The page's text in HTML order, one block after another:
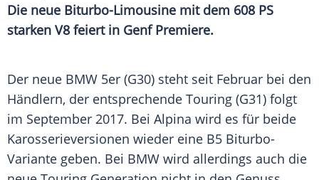
Die neue Biturbo-Limousine mit dem 608 PS
starken V8 feiert in Genf Premiere.
Der neue BMW 5er (G30) steht seit Februar bei den
Händlern, der entsprechende Touring (G31) folgt
im September 2017. Bei Alpina wird es für beide
Karosserieversionen wieder eine B5 Biturbo-
Variante geben. Bei BMW wird allerdings auch die